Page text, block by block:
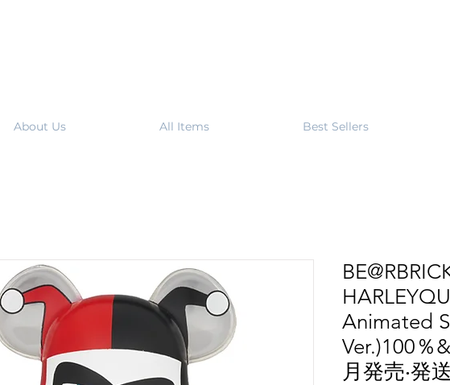
About Us All Items Best Sellers
Animated
Ver.)100％
⽉発売‧発